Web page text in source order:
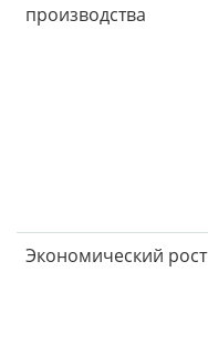
производства
Экономический рост